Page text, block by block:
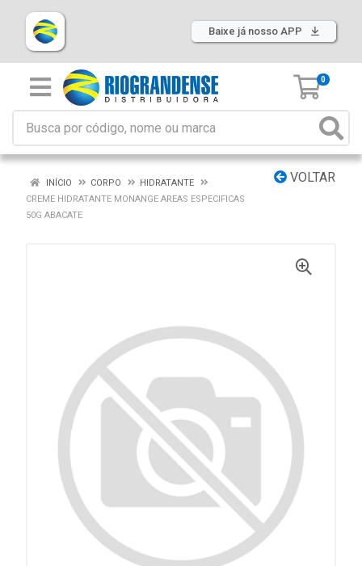
Baixe já nosso APP
0
VOLTAR
INÍCIO CORPO
HIDRATANTE
CREME HIDRATANTE MONANGE AREAS ESPECIFICAS
50G ABACATE